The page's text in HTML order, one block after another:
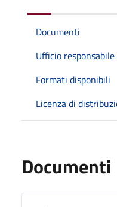
Documenti
Ufficio
Formati disponibili
Licenza di
Documenti